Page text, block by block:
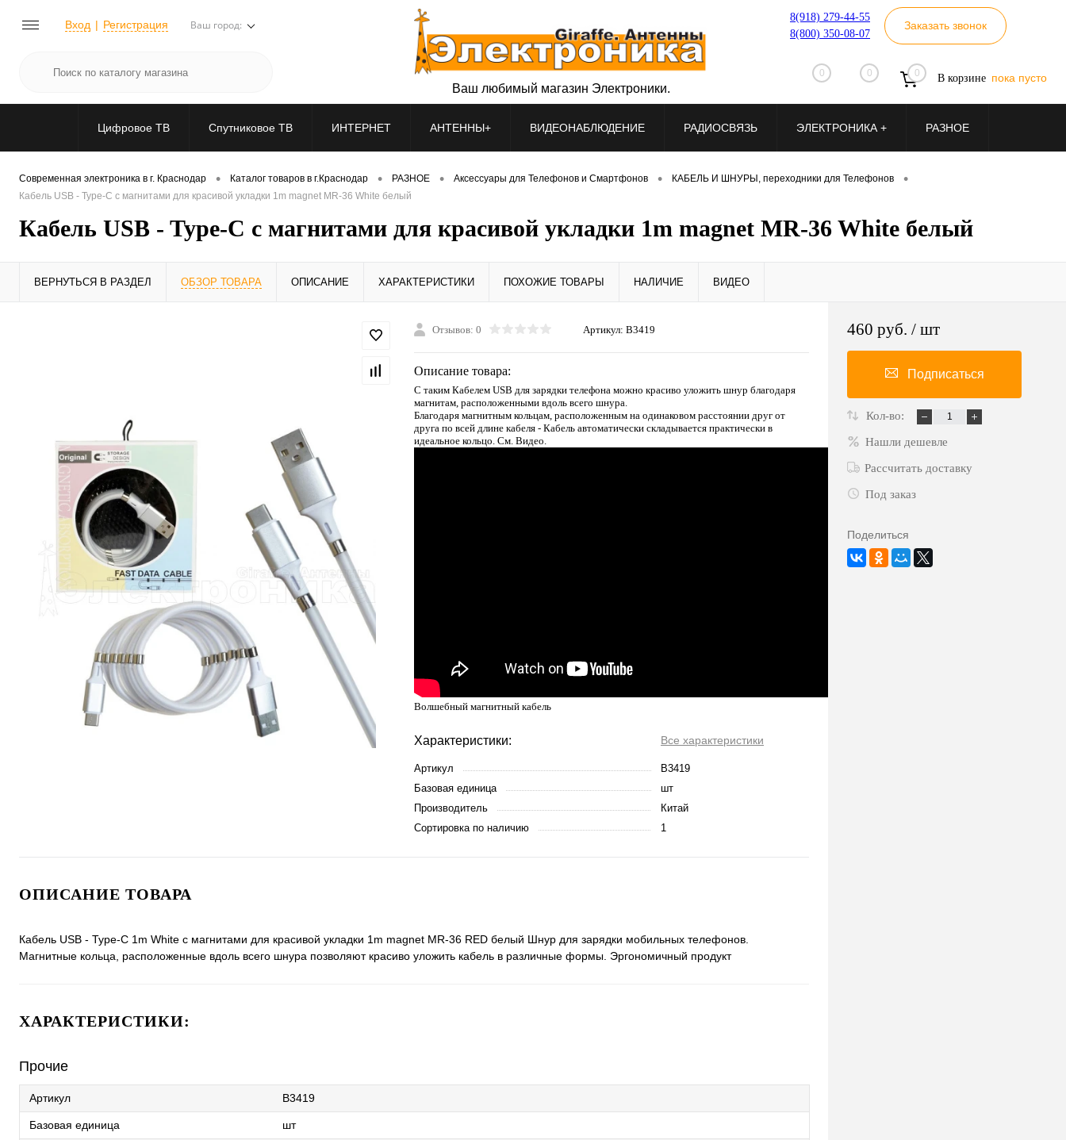
Вход Регистрация Ваш город:
8(918) 279-44-55
8(800) 350-08-07
Заказать звонок
0 0 0 В корзине пока пусто
Ваш любимый магазин Электроники.
Цифровое ТВ Спутниковое ТВ ИНТЕРНЕТ АНТЕННЫ+ ВИДЕОНАБЛЮДЕНИЕ РАДИОСВЯЗЬ ЭЛЕКТРОНИКА + РАЗНОЕ
Современная электроника в г. Краснодар • Каталог товаров в г.Краснодар • РАЗНОЕ • Аксессуары для Телефонов и Смартфонов • КАБЕЛЬ И ШНУРЫ, переходники для Телефонов •
Кабель USB - Type-C с магнитами для красивой укладки 1m magnet MR-36 White белый
Кабель USB - Type-C с магнитами для красивой укладки 1m magnet MR-36 White белый
ВЕРНУТЬСЯ В РАЗДЕЛ ОБЗОР ТОВАРА ОПИСАНИЕ ХАРАКТЕРИСТИКИ ПОХОЖИЕ ТОВАРЫ НАЛИЧИЕ ВИДЕО
Отзывов: 0 Артикул: B3419
Описание товара:
С таким Кабелем USB для зарядки телефона можно красиво уложить шнур благодаря
магнитам, расположенными вдоль всего шнура.
Благодаря магнитным кольцам, расположенным на одинаковом расстоянии друг от
друга по всей длине кабеля - Кабель автоматически складывается практически в
идеальное кольцо. См. Видео.
Волшебный магнитный кабель
Характеристики: Все характеристики
Артикул
B3419
Базовая единица
шт
Производитель
Китай
Сортировка по наличию
1
ОПИСАНИЕ ТОВАРА
Кабель USB - Type-C 1m White с магнитами для красивой укладки 1m magnet MR-36 RED белый Шнур для зарядки мобильных телефонов.
Магнитные кольца, расположенные вдоль всего шнура позволяют красиво уложить кабель в различные формы. Эргономичный продукт
ХАРАКТЕРИСТИКИ:
Прочие
Артикул B3419
Базовая единица шт
460 руб. / шт
Подписаться
Кол-во:
Нашли дешевле
Рассчитать доставку
Под заказ
Поделиться